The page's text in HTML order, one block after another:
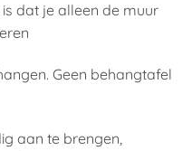
dat je alleen de muur
Geen behangtafel
aan te brengen,